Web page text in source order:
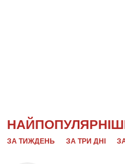
ЗА ТИЖДЕНЬ ЗА ТРИ ДНІ